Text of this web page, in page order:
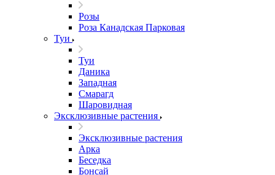
Розы
Роза Канадская Парковая
Туи
Туи
Даника
Западная
Смарагд
Шаровидная
Эксклюзивные растения
Эксклюзивные растения
Арка
Беседка
Бонсай